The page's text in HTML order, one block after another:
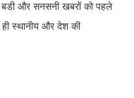
बडी और सनसनी खबरों को पहले
स्थानीय और देश की